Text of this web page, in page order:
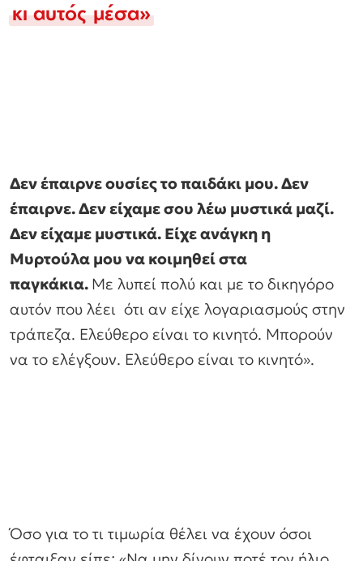
κι αυτός μέσα»
Δεν έπαιρνε ουσίες το παιδάκι μου. Δεν
έπαιρνε. Δεν είχαμε σου λέω μυστικά μαζί.
Δεν είχαμε μυστικά. Είχε ανάγκη η
Μυρτούλα μου να κοιμηθεί στα
παγκάκια. Με λυπεί πολύ και με το δικηγόρο
αυτόν που λέει ότι αν είχε λογαριασμούς στην
τράπεζα. Ελεύθερο είναι το κινητό. Μπορούν
να το ελέγξουν. Ελεύθερο είναι το κινητό».
Όσο για το τι τιμωρία θέλει να έχουν όσοι